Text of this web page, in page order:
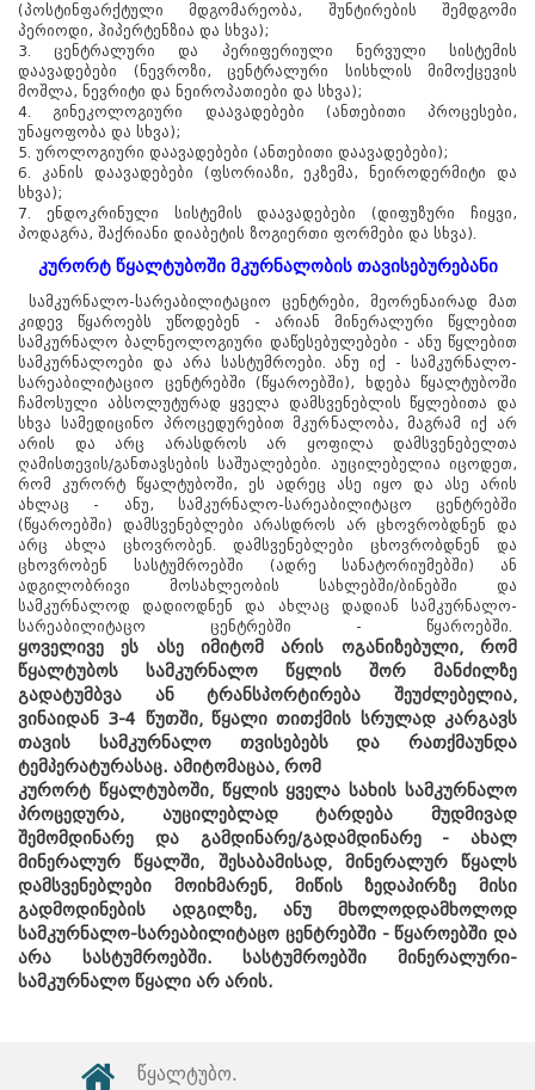
(პოსტინფარქტული მდგომარეობა, შუნტირების შემდგომი
პერიოდი, ჰიპერტენზია და სხვა);
3. ცენტრალური და პერიფერიული ნერვული სისტემის
დაავადებები (ნევროზი, ცენტრალური სისხლის მიმოქცევის
მოშლა, ნევრიტი და ნეიროპათიები და სხვა);
4. გინეკოლოგიური დაავადებები (ანთებითი პროცესები,
უნაყოფობა და სხვა);
5. უროლოგიური დაავადებები (ანთებითი დაავადებები);
6. კანის დაავადებები (ფსორიაზი, ეკზემა, ნეიროდერმიტი და
სხვა);
7. ენდოკრინული სისტემის დაავადებები (დიფუზური ჩიყვი,
პოდაგრა, შაქრიანი დიაბეტის ზოგიერთი ფორმები და სხვა).
კურორტ წყალტუბოში მკურნალობის თავისებურებანი
სამკურნალო-სარეაბილიტაციო ცენტრები, მეორენაირად მათ
კიდევ წყაროებს უწოდებენ - არიან მინერალური წყლებით
სამკურნალო ბალნეოლოგიური დაწესებულებები - ანუ წყლებით
სამკურნალოები და არა სასტუმროები. ანუ იქ - სამკურნალო-
სარეაბილიტაციო ცენტრებში (წყაროებში), ხდება წყალტუბოში
ჩამოსული აბსოლუტურად ყველა დამსვენებლის წყლებითა და
სხვა სამედიცინო პროცედურებით მკურნალობა, მაგრამ იქ არ
არის და არც არასდროს არ ყოფილა დამსვენებელთა
ღამისთევის/განთავსების საშუალებები. აუცილებელია იცოდეთ,
რომ კურორტ წყალტუბოში, ეს ადრეც ასე იყო და ასე არის
ახლაც - ანუ, სამკურნალო-სარეაბილიტაცო ცენტრებში
(წყაროებში) დამსვენებლები არასდროს არ ცხოვრობდნენ და
არც ახლა ცხოვრობენ. დამსვენებლები ცხოვრობდნენ და
ცხოვრობენ სასტუმროებში (ადრე სანატორიუმებში) ან
ადგილობრივი მოსახლეობის სახლებში/ბინებში და
სამკურნალოდ დადიოდნენ და ახლაც დადიან სამკურნალო-
სარეაბილიტაცო ცენტრებში - წყაროებში.
ყოველივე ეს ასე იმიტომ არის ოგანიზებული, რომ
წყალტუბოს სამკურნალო წყლის შორ მანძილზე
გადატუმბვა ან ტრანსპორტირება შეუძლებელია,
ვინაიდან 3-4 წუთში, წყალი თითქმის სრულად კარგავს
თავის სამკურნალო თვისებებს და რათქმაუნდა
ტემპერატურასაც. ამიტომაცაა, რომ
კურორტ წყალტუბოში, წყლის ყველა სახის სამკურნალო
პროცედურა, აუცილებლად ტარდება მუდმივად
შემომდინარე და გამდინარე/გადამდინარე - ახალ
მინერალურ წყალში, შესაბამისად, მინერალურ წყალს
დამსვენებლები მოიხმარენ, მიწის ზედაპირზე მისი
გადმოდინების ადგილზე, ანუ მხოლოდდამხოლოდ
სამკურნალო-სარეაბილიტაცო ცენტრებში - წყაროებში და
არა სასტუმროებში. სასტუმროებში მინერალური-
სამკურნალო წყალი არ არის.
წყალტუბო.
kurortresort@gmail.com
17:00 საათამდე
www.tskaltuboresort.ge
© 2010 - 2026 CTC - Caucasus Travel Centre LTD